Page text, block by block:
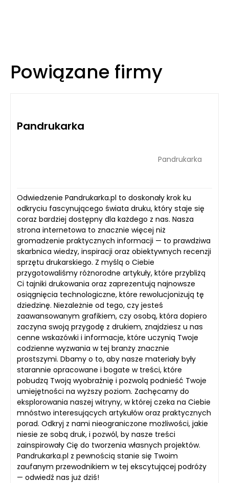
Powiązane firmy
Pandrukarka
Pandrukarka
Odwiedzenie Pandrukarka.pl to doskonały krok ku
odkryciu fascynującego świata druku, który staje się
coraz bardziej dostępny dla każdego z nas. Nasza
strona internetowa to znacznie więcej niż
gromadzenie praktycznych informacji — to prawdziwa
skarbnica wiedzy, inspiracji oraz obiektywnych recenzji
sprzętu drukarskiego. Z myślą o Ciebie
przygotowaliśmy różnorodne artykuły, które przybliżą
Ci tajniki drukowania oraz zaprezentują najnowsze
osiągnięcia technologiczne, które rewolucjonizują tę
dziedzinę. Niezależnie od tego, czy jesteś
zaawansowanym grafikiem, czy osobą, która dopiero
zaczyna swoją przygodę z drukiem, znajdziesz u nas
cenne wskazówki i informacje, które uczynią Twoje
codzienne wyzwania w tej branży znacznie
prostszymi. Dbamy o to, aby nasze materiały były
starannie opracowane i bogate w treści, które
pobudzą Twoją wyobraźnię i pozwolą podnieść Twoje
umiejętności na wyższy poziom. Zachęcamy do
eksplorowania naszej witryny, w której czeka na Ciebie
mnóstwo interesujących artykułów oraz praktycznych
porad. Odkryj z nami nieograniczone możliwości, jakie
niesie ze sobą druk, i pozwól, by nasze treści
zainspirowały Cię do tworzenia własnych projektów.
Pandrukarka.pl z pewnością stanie się Twoim
zaufanym przewodnikiem w tej ekscytującej podróży
— odwiedź nas już dziś!